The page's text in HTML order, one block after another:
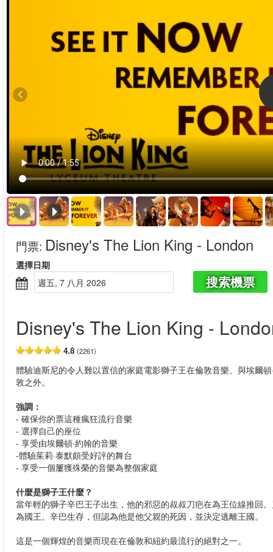
門票: Disney's The Lion King - London
選擇日期
週五, 7 八月 2026
搜索機票
Disney's The Lion King -
4.8 (2261)
體驗迪斯尼的令人難以置信的家庭電影獅子王在倫敦音樂。與埃爾
敦之外。
強調：
- 確保你的票這種瘋狂流行音樂
- 選擇自己的座位
- 享受由埃爾頓·約翰的音樂
-體驗茱莉·泰默頗受好評的舞台
- 享受一個屢獲殊榮的音樂為整個家庭
什麼是獅子王什麼？
當年輕的獅子辛巴王子出生，他的邪惡的叔叔刀疤在為王位線推回
為國王。辛巴生存，但認為他是他父親的死因，並決定逃離王國。
這是一個輝煌的音樂而現在在倫敦和紐約最流行的絕對之一。